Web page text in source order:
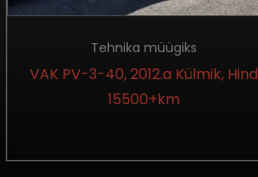
Tehnika müügiks
VAK PV-3-40, 2012.a Külmik, Hind
15500+km